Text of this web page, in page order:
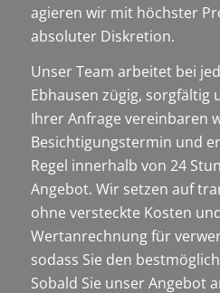
agieren wir mit höchster
absoluter Diskretion.
Unser Team arbeitet bei
Ebhausen zügig, sorgfältig
Ihrer Anfrage vereinbaren
Besichtigungstermin und
Regel innerhalb von 24
Angebot. Wir setzen auf
ohne versteckte Kosten
Wertanrechnung für
sodass Sie den
Sobald Sie unser Angebot